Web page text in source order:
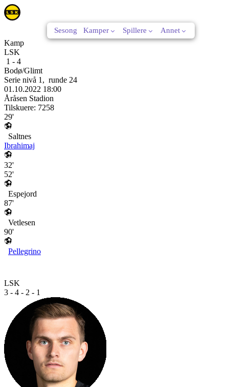
Sesong Kamper Spillere Annet
Kamp
LSK
1 - 4
Bodø/Glimt
Serie nivå 1 , runde 24
01.10.2022 18:00
Åråsen Stadion
Tilskuere: 7258
29'
Saltnes
Ibrahimaj
32'
52'
Espejord
87'
Vetlesen
90'
Pellegrino
LSK
3 - 4 - 2 - 1